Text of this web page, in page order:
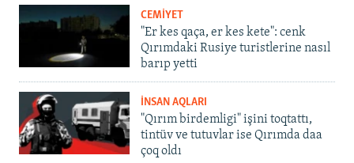
CEMİYET
"Er kes qaça, er kes kete": cenk
Qırımdaki Rusiye turistlerine nasıl
barıp yetti
İNSAN AQLARI
"Qırım birdemligi" işini toqtattı,
tintüv ve tutuvlar ise Qırımda daa
çoq oldı